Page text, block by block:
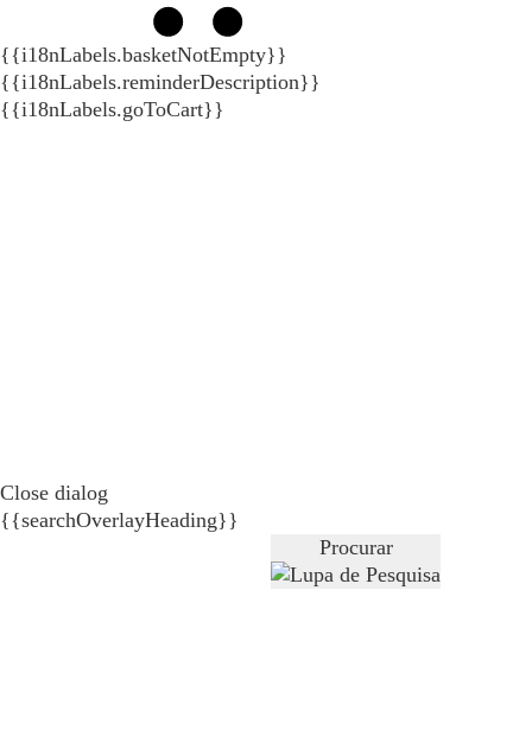
{{i18nLabels.basketNotEmpty}}
{{i18nLabels.reminderDescription}}
{{i18nLabels.goToCart}}
Close dialog
{{searchOverlayHeading}}
Procurar